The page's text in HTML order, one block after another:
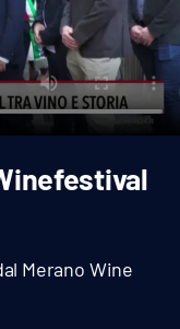
Merano Wine